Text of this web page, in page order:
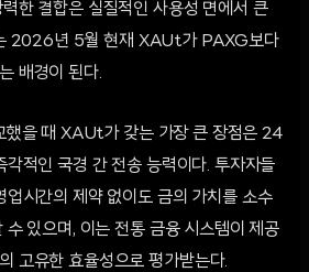
한 결합은 실질적인 사용성 면에서 큰
2026년 5월 현재 XAUt가 PAXG보다
배경이 된다.
했을 때 XAUt가 갖는 가장 큰 장점은 24
각적인 국경 간 전송 능력이다. 투자자들
업시간의 제약 없이도 금의 가치를 소수
수 있으며, 이는 전통 금융 시스템이 제공
고유한 효율성으로 평가받는다.